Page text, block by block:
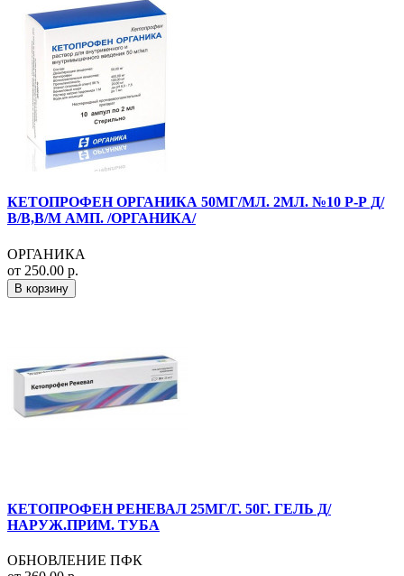
КЕТОПРОФЕН ОРГАНИКА 50МГ/МЛ. 2МЛ. №10 Р-Р Д/
В/В,В/М АМП. /ОРГАНИКА/
ОРГАНИКА
от 250.00 р.
В корзину
КЕТОПРОФЕН РЕНЕВАЛ 25МГ/Г. 50Г. ГЕЛЬ Д/
НАРУЖ.ПРИМ. ТУБА
ОБНОВЛЕНИЕ ПФК